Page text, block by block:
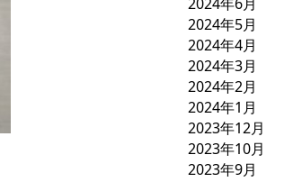
2024年6月
2024年5月
2024年4月
2024年3月
2024年2月
2024年1月
2023年12月
2023年10月
2023年9月